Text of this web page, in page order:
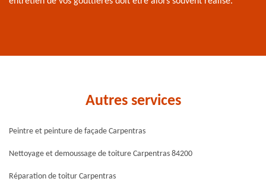
Autres services
Peintre et peinture de façade Carpentras
Nettoyage et demoussage de toiture Carpentras 84200
Réparation de toitur Carpentras